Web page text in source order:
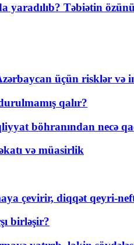
yaradılıb? Təbiətin
üçün risklər və
qalır?
böhranından necə
və müasirlik
çevirir, diqqət qeyri-
birləşir?